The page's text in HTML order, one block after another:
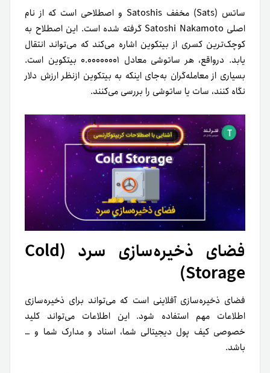
ساتس (Sats) مخفف Satoshis و اصطلاحی است که از نام
اصلی Satoshi Nakamoto گرفته شده است. این اصطلاح به
کوچک‌ترین کسری از بیتکوین اشاره می‌کند که می‌تواند انتقال
یابد. درواقع، هر ساتوشی معادل ۰.۰۰۰۰۰۰۰۱ بیتکوین است.
بسیاری از معامله‌گران به‌جای اینکه به بیتکوین ازنظر ارزش دلار
نگاه کنند، سات یا ساتوشی را بررسی می‌کنند.
فضای ذخیره‌سازی سرد (Cold
Storage)
فضای ذخیره‌سازی آفلاینی است که می‌تواند برای ذخیره‌سازی
اطلاعات مهم استفاده شود. این اطلاعات می‌تواند کلید
خصوصی کیف پول دیجیتالی شما، اسناد و مدارک شما و …
باشد.